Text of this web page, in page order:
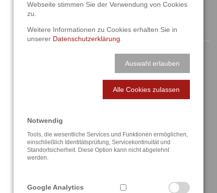
NAVIGATION
Lösungen
Referenzen
Anfahrt / Kontakt
Webseite stimmen Sie der Verwendung von Cookies
zu.
Weitere Informationen zu Cookies erhalten Sie in
unserer Datenschutzerklärung.
Auswahl erlauben
Alle Cookies zulassen
Notwendig
Tools, die wesentliche Services und Funktionen ermöglichen,
einschließlich Identitätsprüfung, Servicekontinuität und
Standortsicherheit. Diese Option kann nicht abgelehnt
werden.
Google Analytics